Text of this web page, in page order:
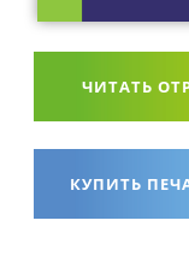
ЧИТАТЬ
КУПИТЬ